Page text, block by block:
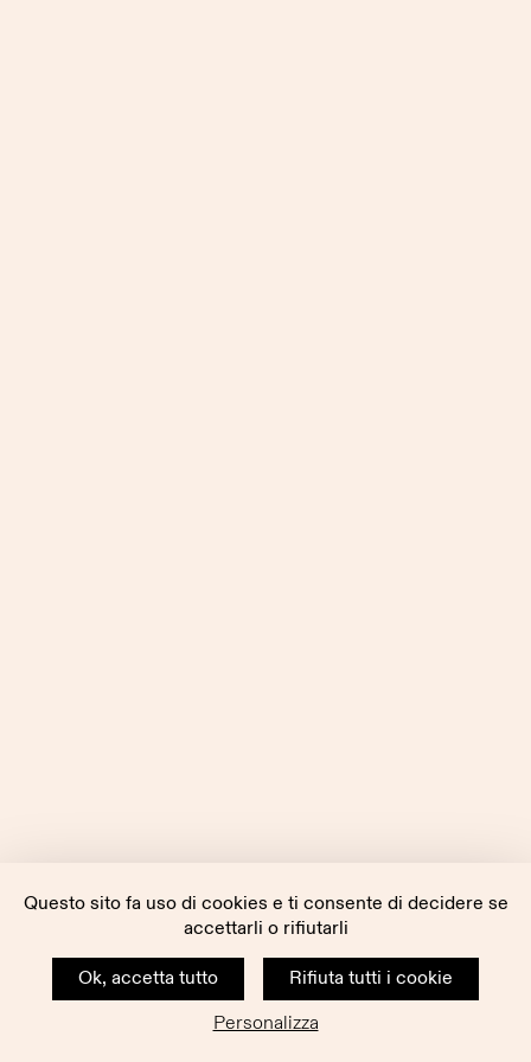
Questo sito fa uso di cookies e ti consente di decidere se
accettarli o rifiutarli
Ok, accetta tutto
Rifiuta tutti i cookie
Personalizza